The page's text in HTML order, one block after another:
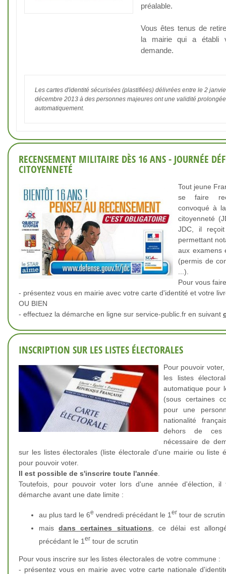
préalable.
Vous êtes tenus de
la mairie qui a établi
demande.
Les cartes d'identité sécurisées (plastifiées) délivrées entre le 2
décembre 2013 à des personnes majeures ont une validité
automatiquement.
RECENSEMENT MILITAIRE DÈS 16 ANS - JOURNÉE
CITOYENNETÉ
Tout jeune
se faire
convoqué à
citoyenneté
JDC, il
permettant
aux examens
(permis de
...).
Pour vous
- présentez vous en mairie avec votre carte d'identité et votre
OU BIEN
- effectuez la démarche en ligne sur service-public.fr en suivant
INSCRIPTION SUR LES LISTES ÉLECTORALES
Pour pouvoir
les listes
automatique pour
(sous certaines
pour une
nationalité
dehors de
nécessaire de
sur les listes électorales (liste électorale d'une mairie ou liste
pour pouvoir voter.
Il est possible de s'inscrire toute l'année
Toutefois, pour pouvoir voter lors d'une année d'élection, il
démarche avant une date limite :
au plus tard le 6e vendredi précédant le 1er tour de scrutin
maisdans certaines situations , ce délai est
précédant le 1 er tour de scrutin
Pour vous inscrire sur les listes électorales de votre commune :
- présentez vous en mairie avec votre carte nationale